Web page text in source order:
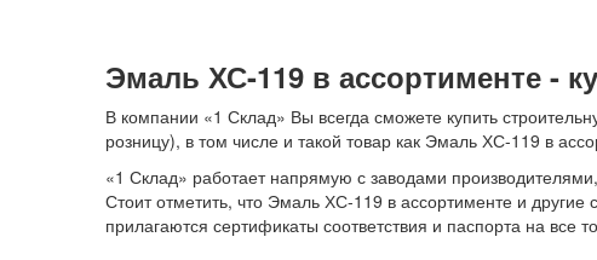
Эмаль ХС-119 в ассортименте -
В компании «1 Склад» Вы всегда сможете купить
розницу), в том числе и такой товар как Эмаль ХС-119 в
«1 Склад» работает напрямую с заводами
Стоит отметить, что Эмаль ХС-119 в ассортименте и
прилагаются сертификаты соответствия и паспорта на все